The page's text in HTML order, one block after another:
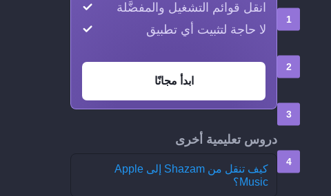
انقل قوائم التشغيل والمفضَّلة
لا حاجة لتثبيت أي تطبيق
ابدأ مجانًا
دروس تعليمية أخرى
كيف تنقل من Shazam إلى Apple
Music؟